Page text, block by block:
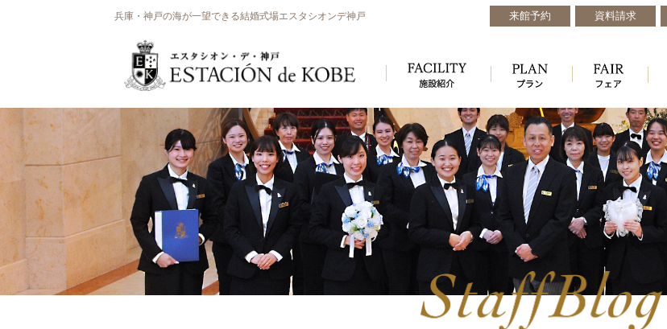
兵庫・神戸の海が一望できる結婚式場エスタシオンデ神戸 来館予約 資料請求